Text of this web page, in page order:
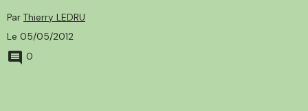
Par Thierry LEDRU
Le 05/05/2012
0